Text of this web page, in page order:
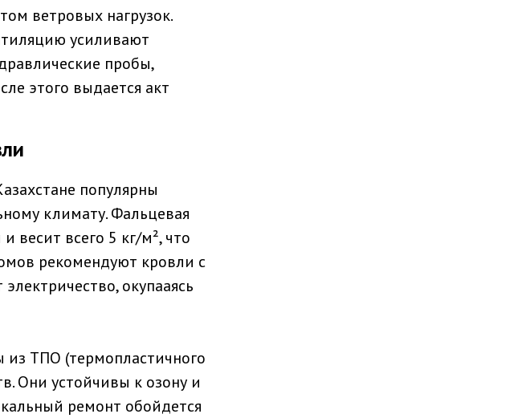
ветровых нагрузок.
усиливают
пробы,
этого выдается акт
популярны
климату. Фальцевая
весит всего 5 кг/м², что
рекомендуют кровли с
окупааясь
из ТПО (термопластичного
Они устойчивы к озону и
ремонт обойдется